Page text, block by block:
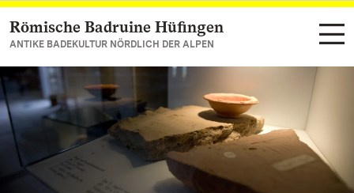
Zum Hauptinhalt springen
Römische Badruine Hüfingen
ANTIKE BADEKULTUR NÖRDLICH DER ALPEN